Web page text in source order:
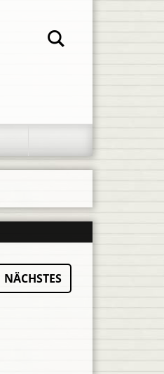
NÄCHSTES